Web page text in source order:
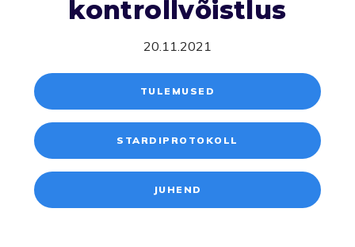
kontrollvõistlus
20.11.2021
TULEMUSED
STARDIPROTOKOLL
JUHEND